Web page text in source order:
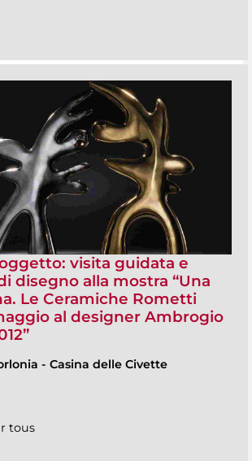
visita guidata e
disegno alla mostra “Una
Le Ceramiche Rometti
al designer Ambrogio
- Casina delle Civette
tous